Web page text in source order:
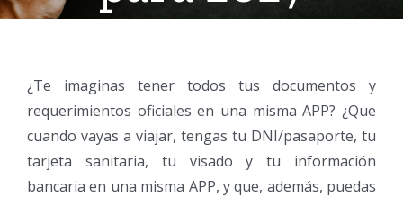
¿Te imaginas tener todos tus documentos y
requerimientos oficiales en una misma APP? ¿Que
cuando vayas a viajar, tengas tu DNI/pasaporte, tu
tarjeta sanitaria, tu visado y tu información
bancaria en una misma APP, y que, además, puedas